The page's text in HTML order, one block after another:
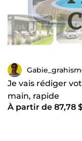
Disponible dès
visuels et digitaux !
Je vais rédiger
main, rapide
À partir de 87,78